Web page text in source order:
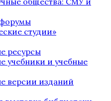
студии»
ресурсы
учебники и учебные
версии изданий